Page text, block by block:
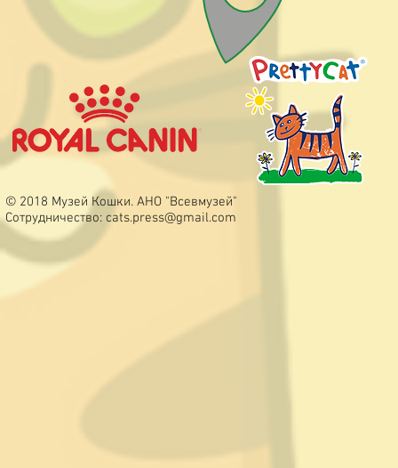
© 2018 Музей Кошки. АНО "Всевмузей"
Сотрудничество: cats.press@gmail.com